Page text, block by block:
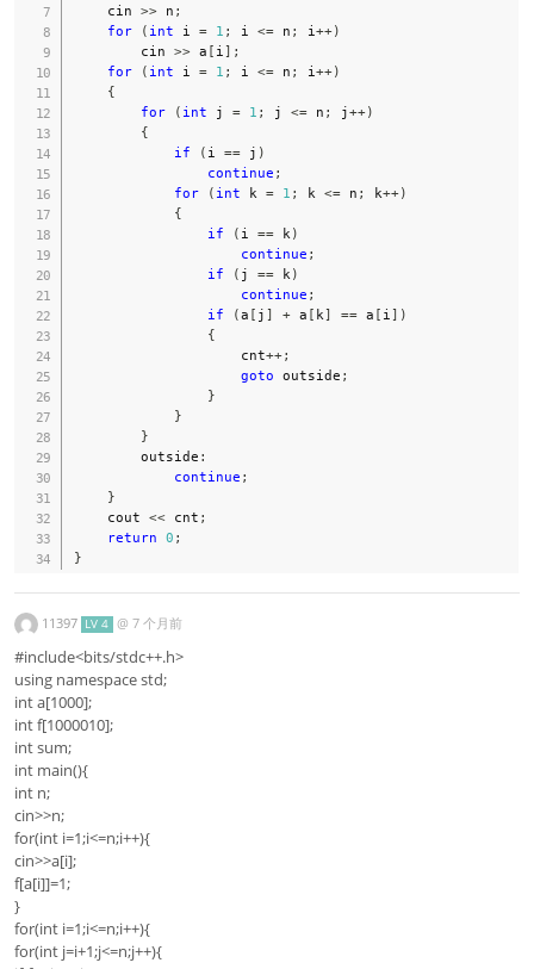
    cin
>> n ;
for
( int i = 1 ; i <= n ; i ++)
        cin
>> a [ i ] ;
for
( int i = 1 ; i <= n ; i ++)
{
for
( int j = 1 ; j <= n ; j++)
{
if
( i == j )
continue ;
for
( int k = 1 ; k <= n ; k++)
{
if
( i == k )
continue ;
if
( j == k )
continue ;
if
(a [ j ] + a [ k] == a [ i ] )
{
                    cnt
++;
goto outside ;
}
}
}
        outside
:
continue ;
}
    cout
<< cnt ;
return 0 ;
}
11397 LV 4 @ 7 个月前
#include<bits/stdc++.h>
using namespace std;
int a[1000];
int f[1000010];
int sum;
int main(){
int n;
cin>>n;
for(int i=1;i<=n;i++){
cin>>a[i];
f[a[i]]=1;
}
for(int i=1;i<=n;i++){
for(int j=i+1;j<=n;j++){